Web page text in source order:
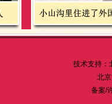
技术支持：
北
备案/